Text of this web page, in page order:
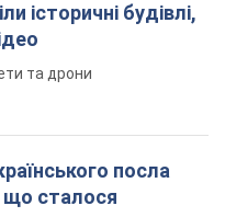
історичні будівлі,
та дрони
посла
що сталося